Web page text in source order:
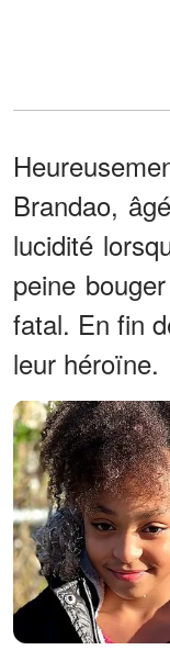
Brandao,
lucidité
peine
fatal. En fin
leur héroïne.